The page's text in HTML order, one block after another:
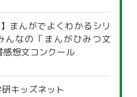
】まんがでよくわかるシリ
んなの「まんがひみつ文
感想文コンクール
キッズネット